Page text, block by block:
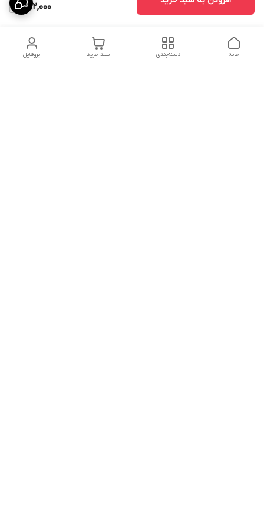
482,000
پروفایل سبد خرید دسته‌بندی خانه